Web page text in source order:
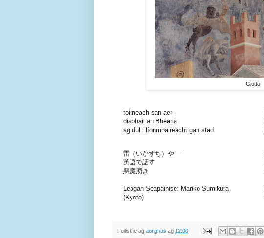
Giotto
toirneach san aer -
diabhail an Bhéarla
ag dul i líonmhaireacht gan stad
雷（いかずち）や―
英語で話す
悪魔湧き
Leagan Seapáinise: Mariko Sumikura
(Kyoto)
Foilisthe ag aonghus ag 12:00